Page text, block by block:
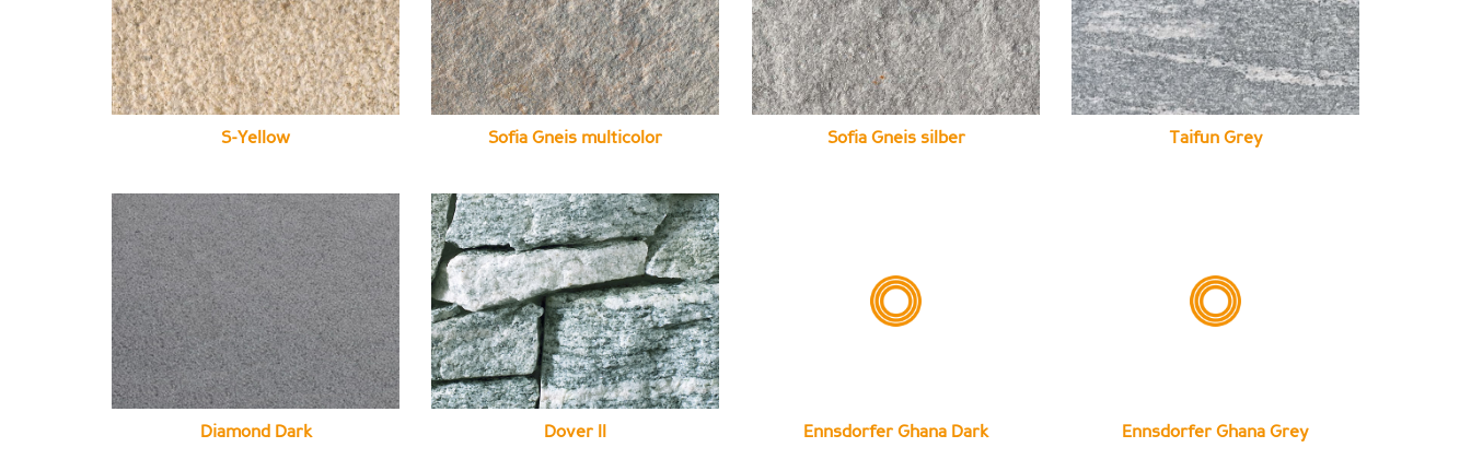
S-Yellow Sofia Gneis multicolor Sofia Gneis silber Taifun Grey
Diamond Dark Dover II Ennsdorfer Ghana Dark Ennsdorfer Ghana Grey